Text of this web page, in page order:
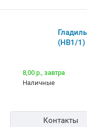
(НВ1/1)
8,00 р., завтра
наличные
Контакты